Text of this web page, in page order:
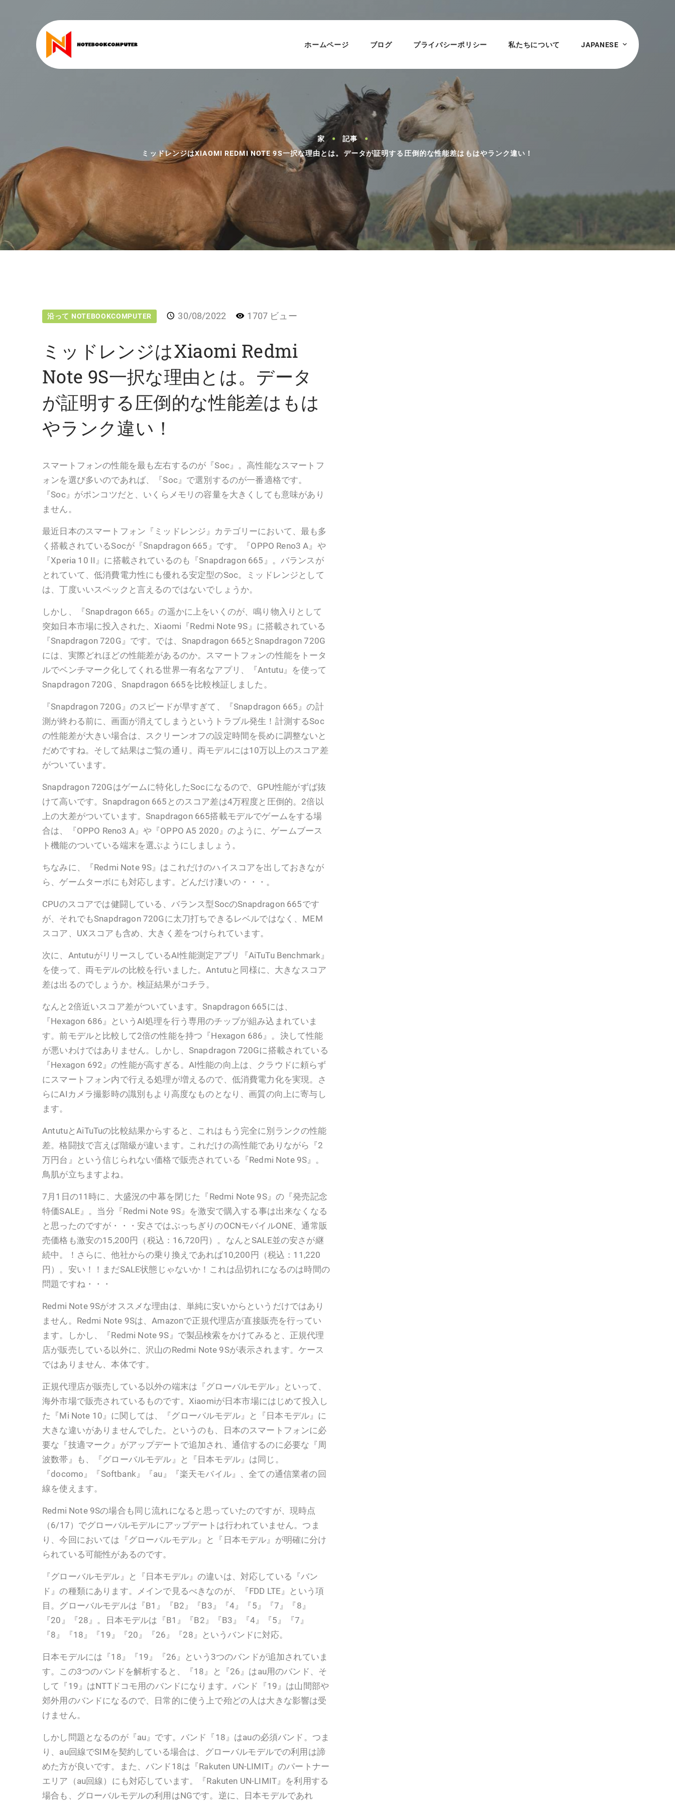
ホームページ ブログ プライバシーポリシー 私たちについて JAPANESE
家
記事
ミッドレンジはXIAOMI REDMI NOTE 9S一択な理由とは。データが証明する圧倒的な性能差はもはやランク違い！
沿って NOTEBOOKCOMPUTER 30/08/2022 1707 ビュー
ミッドレンジはXiaomi Redmi
Note 9S一択な理由とは。データ
が証明する圧倒的な性能差はもは
やランク違い！
スマートフォンの性能を最も左右するのが『Soc』。高性能なスマートフ
ォンを選び多いのであれば、『Soc』で選別するのが一番適格です。
『Soc』がポンコツだと、いくらメモリの容量を大きくしても意味があり
ません。
最近日本のスマートフォン『ミッドレンジ』カテゴリーにおいて、最も多
く搭載されているSocが『Snapdragon 665』です。『OPPO Reno3 A』や
『Xperia 10 II』に搭載されているのも『Snapdragon 665』。バランスが
とれていて、低消費電力性にも優れる安定型のSoc。ミッドレンジとして
は、丁度いいスペックと言えるのではないでしょうか。
しかし、『Snapdragon 665』の遥かに上をいくのが、鳴り物入りとして
突如日本市場に投入された、Xiaomi『Redmi Note 9S』に搭載されている
『Snapdragon 720G』です。では、Snapdragon 665とSnapdragon 720G
には、実際どれほどの性能差があるのか。スマートフォンの性能をトータ
ルでベンチマーク化してくれる世界一有名なアプリ、『Antutu』を使って
Snapdragon 720G、Snapdragon 665を比較検証しました。
『Snapdragon 720G』のスピードが早すぎて、『Snapdragon 665』の計
測が終わる前に、画面が消えてしまうというトラブル発生！計測するSoc
の性能差が大きい場合は、スクリーンオフの設定時間を長めに調整ないと
だめですね。そして結果はご覧の通り。両モデルには10万以上のスコア差
がついています。
Snapdragon 720Gはゲームに特化したSocになるので、GPU性能がずば抜
けて高いです。Snapdragon 665とのスコア差は4万程度と圧倒的。2倍以
上の大差がついています。Snapdragon 665搭載モデルでゲームをする場
合は、『OPPO Reno3 A』や『OPPO A5 2020』のように、ゲームブース
ト機能のついている端末を選ぶようにしましょう。
ちなみに、『Redmi Note 9S』はこれだけのハイスコアを出しておきなが
ら、ゲームターボにも対応します。どんだけ凄いの・・・。
CPUのスコアでは健闘している、バランス型SocのSnapdragon 665です
が、それでもSnapdragon 720Gに太刀打ちできるレベルではなく、MEM
スコア、UXスコアも含め、大きく差をつけられています。
次に、AntutuがリリースしているAI性能測定アプリ『AiTuTu Benchmark』
を使って、両モデルの比較を行いました。Antutuと同様に、大きなスコア
差は出るのでしょうか。検証結果がコチラ。
なんと2倍近いスコア差がついています。Snapdragon 665には、
『Hexagon 686』というAI処理を行う専用のチップが組み込まれていま
す。前モデルと比較して2倍の性能を持つ『Hexagon 686』。決して性能
が悪いわけではありません。しかし、Snapdragon 720Gに搭載されている
『Hexagon 692』の性能が高すぎる。AI性能の向上は、クラウドに頼らず
にスマートフォン内で行える処理が増えるので、低消費電力化を実現。さ
らにAIカメラ撮影時の識別もより高度なものとなり、画質の向上に寄与し
ます。
AntutuとAiTuTuの比較結果からすると、これはもう完全に別ランクの性能
差。格闘技で言えば階級が違います。これだけの高性能でありながら『2
万円台』という信じられない価格で販売されている『Redmi Note 9S』。
鳥肌が立ちますよね。
7月1日の11時に、大盛況の中幕を閉じた『Redmi Note 9S』の『発売記念
特価SALE』。当分『Redmi Note 9S』を激安で購入する事は出来なくなる
と思ったのですが・・・安さではぶっちぎりのOCNモバイルONE、通常販
売価格も激安の15,200円（税込：16,720円）。なんとSALE並の安さが継
続中。！さらに、他社からの乗り換えであれば10,200円（税込：11,220
円）。安い！！まだSALE状態じゃないか！これは品切れになるのは時間の
問題ですね・・・
Redmi Note 9Sがオススメな理由は、単純に安いからというだけではあり
ません。Redmi Note 9Sは、Amazonで正規代理店が直接販売を行ってい
ます。しかし、『Redmi Note 9S』で製品検索をかけてみると、正規代理
店が販売している以外に、沢山のRedmi Note 9Sが表示されます。ケース
ではありません、本体です。
正規代理店が販売している以外の端末は『グローバルモデル』といって、
海外市場で販売されているものです。Xiaomiが日本市場にはじめて投入し
た『Mi Note 10』に関しては、『グローバルモデル』と『日本モデル』に
大きな違いがありませんでした。というのも、日本のスマートフォンに必
要な『技適マーク』がアップデートで追加され、通信するのに必要な『周
波数帯』も、『グローバルモデル』と『日本モデル』は同じ。
『docomo』『Softbank』『au』『楽天モバイル』、全ての通信業者の回
線を使えます。
Redmi Note 9Sの場合も同じ流れになると思っていたのですが、現時点
（6/17）でグローバルモデルにアップデートは行われていません。つま
り、今回においては『グローバルモデル』と『日本モデル』が明確に分け
られている可能性があるのです。
『グローバルモデル』と『日本モデル』の違いは、対応している『バン
ド』の種類にあります。メインで見るべきなのが、『FDD LTE』という項
目。グローバルモデルは『B1』『B2』『B3』『4』『5』『7』『8』
『20』『28』。日本モデルは『B1』『B2』『B3』『4』『5』『7』
『8』『18』『19』『20』『26』『28』というバンドに対応。
日本モデルには『18』『19』『26』という3つのバンドが追加されていま
す。この3つのバンドを解析すると、『18』と『26』はau用のバンド、そ
して『19』はNTTドコモ用のバンドになります。バンド『19』は山間部や
郊外用のバンドになるので、日常的に使う上で殆どの人は大きな影響は受
けません。
しかし問題となるのが『au』です。バンド『18』はauの必須バンド。つま
り、au回線でSIMを契約している場合は、グローバルモデルでの利用は諦
めた方が良いです。また、バンド18は『Rakuten UN-LIMIT』のパートナー
エリア（au回線）にも対応しています。『Rakuten UN-LIMIT』を利用する
場合も、グローバルモデルの利用はNGです。逆に、日本モデルであれ